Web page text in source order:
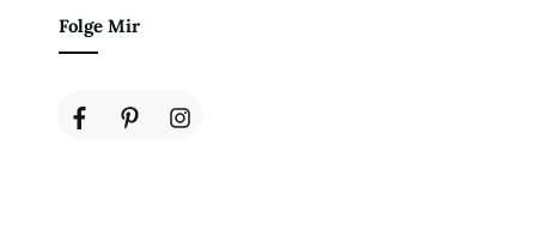
Folge Mir